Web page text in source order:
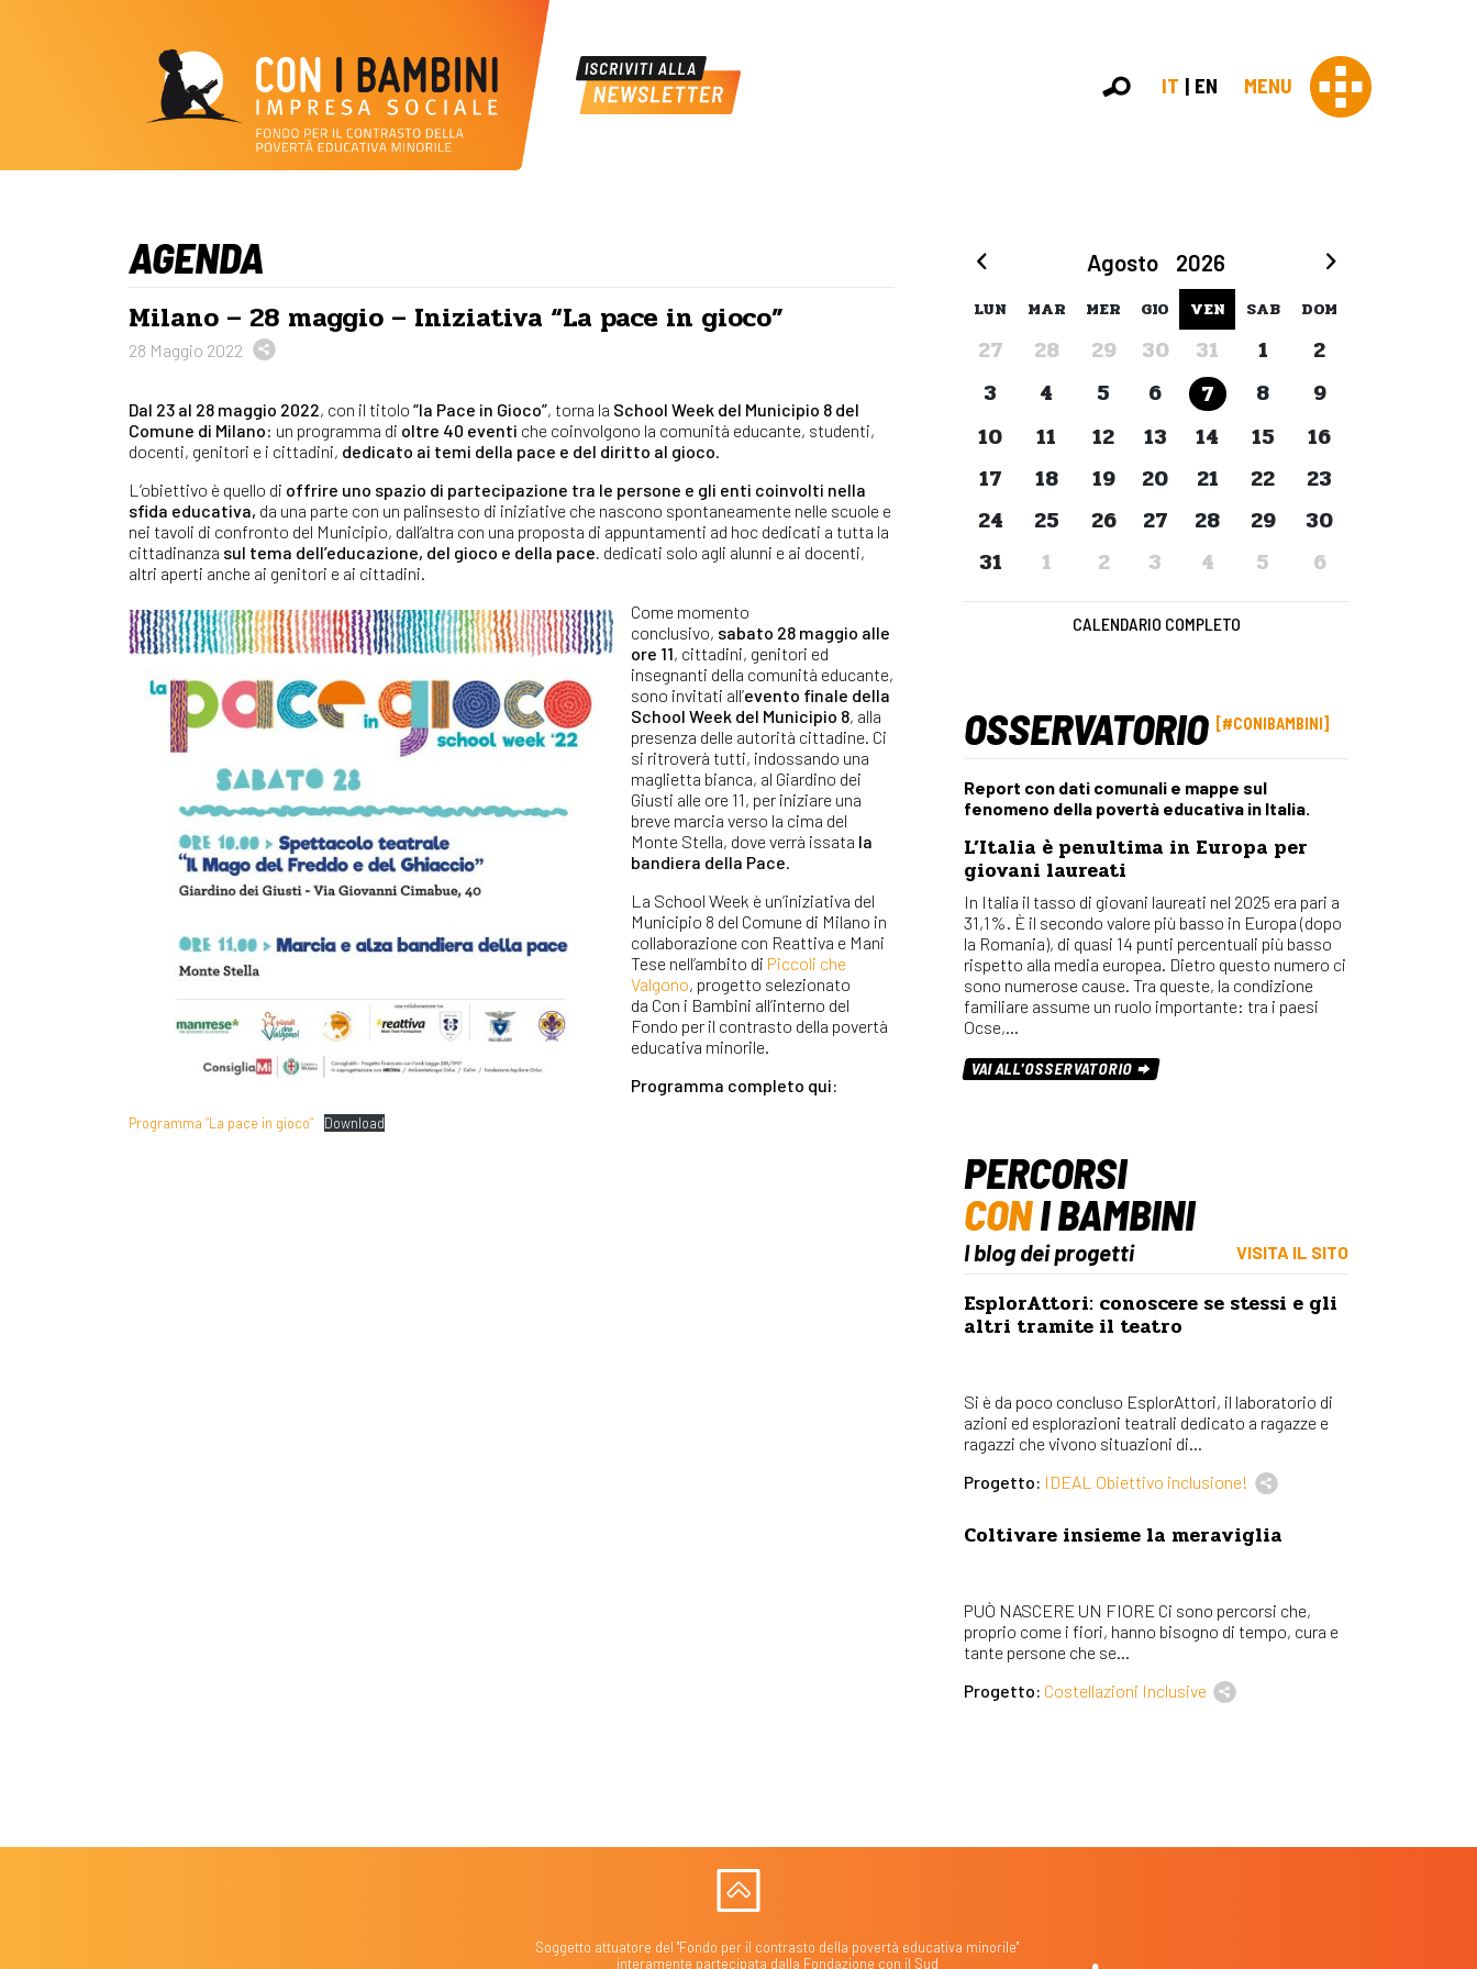
IT EN MENU
AGENDA
Milano – 28 maggio – Iniziativa “La pace in gioco”
28 Maggio 2022
Dal 23 al 28 maggio 2022, con il titolo “la Pace in Gioco”, torna la School Week del Municipio 8 del
Comune di Milano: un programma di oltre 40 eventi che coinvolgono la comunità educante, studenti,
docenti, genitori e i cittadini, dedicato ai temi della pace e del diritto al gioco
L’obiettivo è quello di offrire uno spazio di partecipazione tra le persone e gli enti coinvolti nella
sfida educativa, da una parte con un palinsesto di iniziative che nascono spontaneamente nelle scuole e
nei tavoli di confronto del Municipio, dall’altra con una proposta di appuntamenti ad hoc dedicati a tutta la
cittadinanza sul tema dell’educazione, del gioco e della pace. dedicati solo agli alunni e ai docenti,
altri aperti anche ai genitori e ai cittadini.
Come momento
conclusivo, sabato 28 maggio alle
ore 11, cittadini, genitori ed
insegnanti della comunità educante,
sono invitati all’evento finale della
School Week del Municipio 8, alla
presenza delle autorità cittadine. Ci
si ritroverà tutti, indossando una
maglietta bianca, al Giardino dei
Giusti alle ore 11, per iniziare una
breve marcia verso la cima del
Monte Stella, dove verrà issata la
bandiera della Pace
La School Week è un’iniziativa del
Municipio 8 del Comune di Milano in
collaborazione con Reattiva e Mani
Tese nell’ambito di Piccoli che
Valgono, progetto selezionato
da Con i Bambini all’interno del
Fondo per il contrasto della povertà
educativa minorile.
Programma completo qui:
Programma “La pace in gioco” Download
Agosto 2026
LUN MAR MER GIO VEN SAB DOM
27 28 29 30 31 1
2
3
4 5 6 7 8
9
10
11 12 13 14 15
16
17
18 19 20 21 22
23
24
25 26 27 28 29
30
31
1 2 3 4 5 6
CALENDARIO COMPLETO
OSSERVATORIO #CONIBAMBINI
Report con dati comunali e mappe sul
fenomeno della povertà educativa in Italia.
L’Italia è penultima in Europa per
giovani laureati
In Italia il tasso di giovani laureati nel 2025 era pari a
31,1%. È il secondo valore più basso in Europa (dopo
la Romania), di quasi 14 punti percentuali più basso
rispetto alla media europea. Dietro questo numero ci
sono numerose cause. Tra queste, la condizione
familiare assume un ruolo importante: tra i paesi
Ocse,…
VAI ALL'OSSERVATORIO
PERCORSI
CONI BAMBINI
I blog dei progetti VISITA IL SITO
EsplorAttori: conoscere se stessi e gli
altri tramite il teatro
Si è da poco concluso EsplorAttori, il laboratorio di
azioni ed esplorazioni teatrali dedicato a ragazze e
ragazzi che vivono situazioni di...
Progetto: IDEAL Obiettivo inclusione!
Coltivare insieme la meraviglia
PUÒ NASCERE UN FIORE Ci sono percorsi che,
proprio come i fiori, hanno bisogno di tempo, cura e
tante persone che se...
Progetto: Costellazioni Inclusive
Soggetto attuatore del "Fondo per il contrasto della povertà educativa minorile"
interamente partecipata dalla Fondazione con il Sud